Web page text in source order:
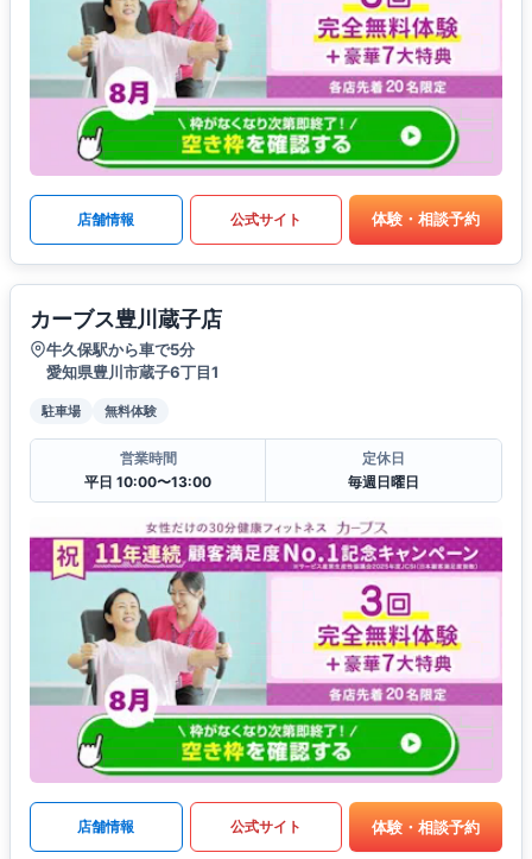
店舗情報 公式サイト 体験・相談予約
カーブス豊川蔵子店
牛久保駅から車で5分
愛知県豊川市蔵子6丁目1
駐車場 無料体験
営業時間
平日 10:00〜13:00
定休日
毎週日曜日
店舗情報 公式サイト 体験・相談予約